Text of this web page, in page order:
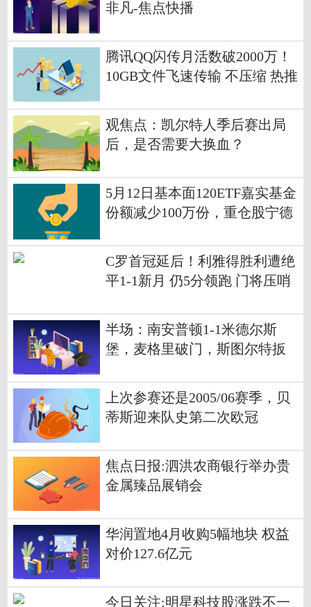
非凡-焦点快播
腾讯QQ闪传月活数破2000万！
10GB文件飞速传输 不压缩 热推
观焦点：凯尔特人季后赛出局
后，是否需要大换血？
5月12日基本面120ETF嘉实基金
份额减少100万份，重仓股宁德
日热点
C罗首冠延后！利雅得胜利遭绝
平1-1新月 仍5分领跑 门将压哨
半场：南安普顿1-1米德尔斯
堡，麦格里破门，斯图尔特扳
上次参赛还是2005/06赛季，贝
蒂斯迎来队史第二次欧冠
焦点日报:泗洪农商银行举办贵
金属臻品展销会
华润置地4月收购5幅地块 权益
对价127.6亿元
今日关注:明星科技股涨跌不一